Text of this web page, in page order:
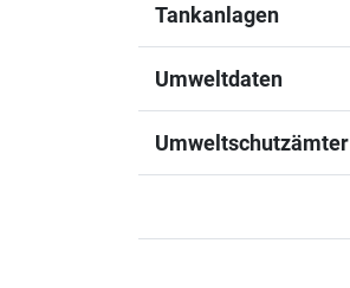
Tankanlagen
Umweltdaten
Umweltschutzämter